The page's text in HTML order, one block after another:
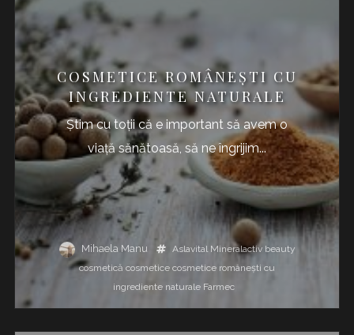
COSMETICE ROMÂNEȘTI CU
INGREDIENTE NATURALE
Știm cu toții că e important să avem o
viață sănătoasă, să ne îngrijim...
Mihaela Manu Aslavital Mineralactiv beauty
cosmetică cosmetice cosmetice românești cu
ingrediente naturale Farmec